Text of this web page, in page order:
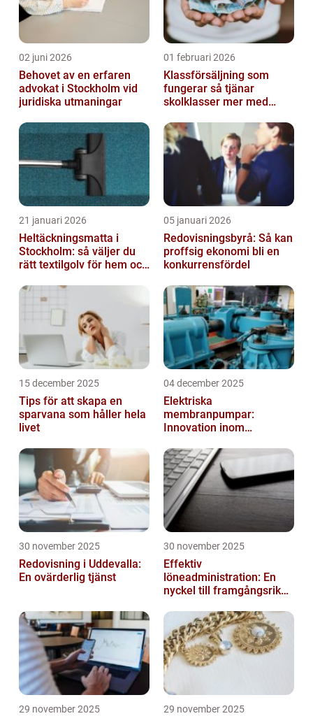
02 juni 2026
Behovet av en erfaren
advokat i Stockholm vid
juridiska utmaningar
01 februari 2026
Klassförsäljning som
fungerar så tjänar
skolklasser mer med
21 januari 2026
Heltäckningsmatta i
Stockholm: så väljer du
rätt textilgolv för hem och
05 januari 2026
Redovisningsbyrå: Så kan
proffsig ekonomi bli en
konkurrensfördel
15 december 2025
Tips för att skapa en
sparvana som håller hela
livet
04 december 2025
Elektriska
membranpumpar:
Innovation inom
30 november 2025
Redovisning i Uddevalla:
En ovärderlig tjänst
30 november 2025
Effektiv
löneadministration: En
nyckel till framgångsrika
29 november 2025 29 november 2025